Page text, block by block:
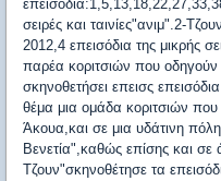
σειρές και ταινίες"ανιμ".2-
2012,4 επεισόδια της μικρής
παρέα κοριτσιών που οδηγούν
σκηνοθετήσει επεισς
θέμα μια ομάδα κοριτσιών
Άκουα,και σε μια υδάτινη
Βενετία",καθώς επίσης και
Τζουν"σκηνοθέτησε τα